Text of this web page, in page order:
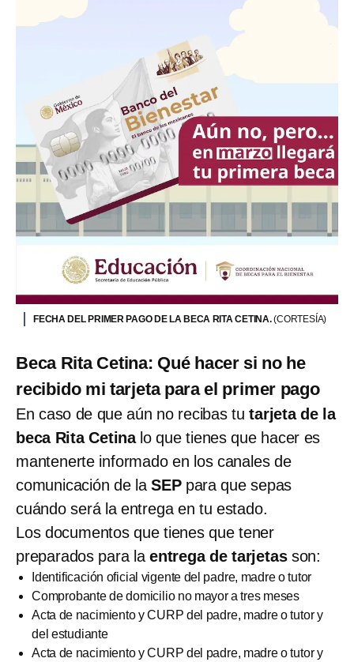
FECHA DEL PRIMER PAGO DE LA BECA RITA CETINA.(CORTESÍA)
Beca Rita Cetina: Qué hacer si no he
recibido mi tarjeta para el primer pago
En caso de que aún no recibas tutarjeta de la
beca Rita Cetina lo que tienes que hacer es
mantenerte informado en los canales de
comunicación de laSEPpara que sepas
cuándo será la entrega en tu estado.
Los documentos que tienes que tener
preparados para laentrega de tarjetas son:
Identificación oficial vigente del padre, madre o tutor
Comprobante de domicilio no mayor a tres meses
Acta de nacimiento y CURP del padre, madre o tutor y
del estudiante
Acta de nacimiento y CURP del padre, madre o tutor y